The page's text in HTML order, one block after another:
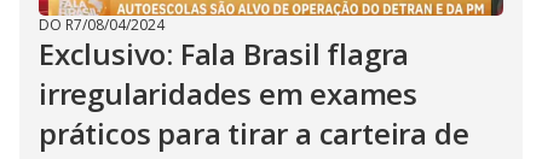
DO R7/08/04/2024
Exclusivo: Fala Brasil flagra
irregularidades em exames
práticos para tirar a carteira de